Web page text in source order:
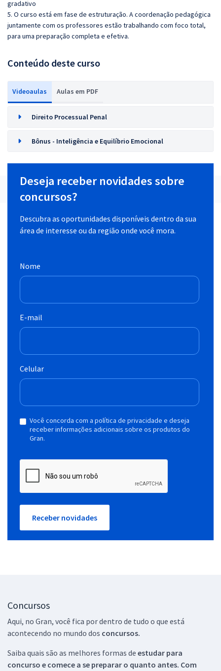
gradativo
5. O curso está em fase de estruturação. A coordenação pedagógica
juntamente com os professores estão trabalhando com foco total,
para uma preparação completa e efetiva.
Conteúdo deste curso
Videoaulas Aulas em PDF
Direito Processual Penal
Bônus - Inteligência e Equilíbrio Emocional
Deseja receber novidades sobre
concursos?
Descubra as oportunidades disponíveis dentro da sua
área de interesse ou da região onde você mora.
Nome
E-mail
Celular
Você concorda com a política de privacidade e deseja
receber informações adicionais sobre os produtos do
Gran.
Receber novidades
Concursos
Aqui, no Gran, você fica por dentro de tudo o que está
acontecendo no mundo dos concursos.
Saiba quais são as melhores formas de estudar para
concurso e comece a se preparar o quanto antes. Com